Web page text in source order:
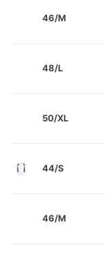
46/M
48/L
50/XL
44/S
46/M